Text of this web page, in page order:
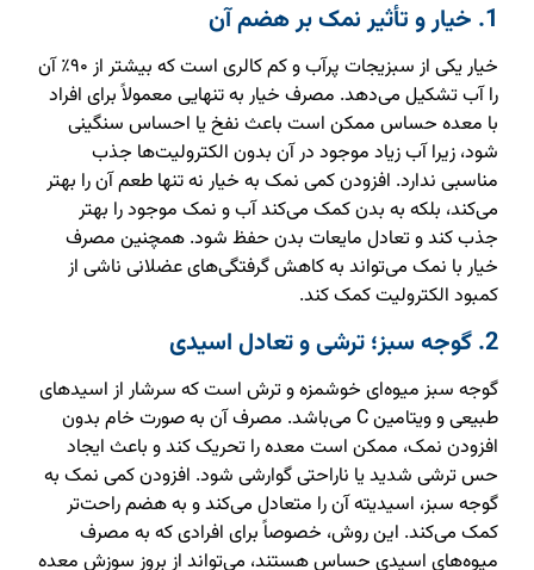
1. خیار و تأثیر نمک بر هضم آن
خیار یکی از سبزیجات پرآب و کم کالری است که بیشتر از ۹۰٪ آن
را آب تشکیل می‌دهد. مصرف خیار به تنهایی معمولاً برای افراد
با معده حساس ممکن است باعث نفخ یا احساس سنگینی
شود، زیرا آب زیاد موجود در آن بدون الکترولیت‌ها جذب
مناسبی ندارد. افزودن کمی نمک به خیار نه تنها طعم آن را بهتر
می‌کند، بلکه به بدن کمک می‌کند آب و نمک موجود را بهتر
جذب کند و تعادل مایعات بدن حفظ شود. همچنین مصرف
خیار با نمک می‌تواند به کاهش گرفتگی‌های عضلانی ناشی از
کمبود الکترولیت کمک کند.
2. گوجه سبز؛ ترشی و تعادل اسیدی
گوجه سبز میوه‌ای خوشمزه و ترش است که سرشار از اسیدهای
طبیعی و ویتامین C می‌باشد. مصرف آن به صورت خام بدون
افزودن نمک، ممکن است معده را تحریک کند و باعث ایجاد
حس ترشی شدید یا ناراحتی گوارشی شود. افزودن کمی نمک به
گوجه سبز، اسیدیته آن را متعادل می‌کند و به هضم راحت‌تر
کمک می‌کند. این روش، خصوصاً برای افرادی که به مصرف
میوه‌های اسیدی حساس هستند، می‌تواند از بروز سوزش معده